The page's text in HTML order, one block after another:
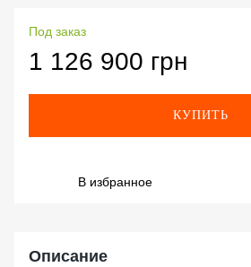
Под заказ
1 126 900 грн
КУПИТЬ
В избранное
Описание